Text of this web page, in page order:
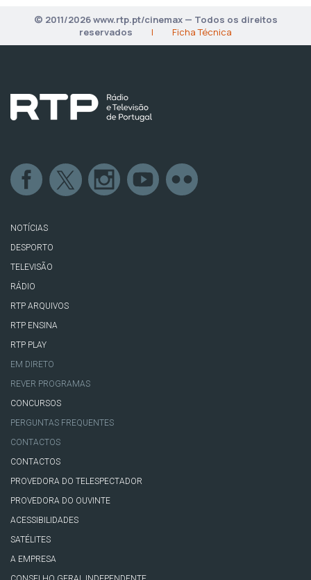
© 2011/2026 www.rtp.pt/cinemax — Todos os direitos
reservados
| Ficha Técnica
NOTÍCIAS
DESPORTO
TELEVISÃO
RÁDIO
RTP ARQUIVOS
RTP ENSINA
RTP PLAY
EM DIRETO
REVER PROGRAMAS
CONCURSOS
PERGUNTAS FREQUENTES
CONTACTOS
CONTACTOS
PROVEDORA DO TELESPECTADOR
PROVEDORA DO OUVINTE
ACESSIBILIDADES
SATÉLITES
A EMPRESA